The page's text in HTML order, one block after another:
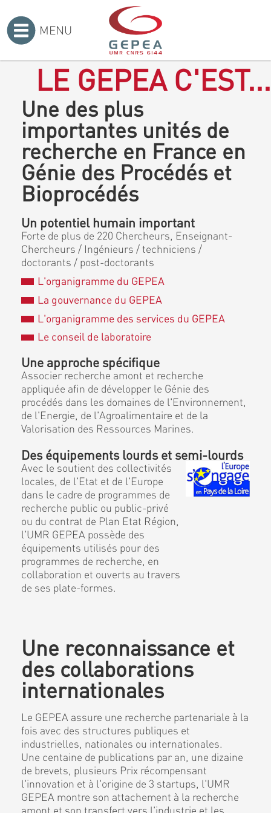
MENU
LE GEPEA C'EST...
Une des plus
importantes unités de
recherche en France en
Génie des Procédés et
Bioprocédés
Un potentiel humain important
Forte de plus de 220 Chercheurs, Enseignant-
Chercheurs / Ingénieurs / techniciens /
doctorants / post-doctorants
L'organigramme du GEPEA
La gouvernance du GEPEA
L'organigramme des services du GEPEA
Le conseil de laboratoire
Une approche spécifique
Associer recherche amont et recherche
appliquée afin de développer le Génie des
procédés dans les domaines de l'Environnement,
de l'Energie, de l'Agroalimentaire et de la
Valorisation des Ressources Marines.
Des équipements lourds et semi-lourds
Avec le soutient des collectivités
locales, de l'Etat et de l'Europe
dans le cadre de programmes de
recherche public ou public-privé
ou du contrat de Plan Etat Région,
l'UMR GEPEA possède des
équipements utilisés pour des
programmes de recherche, en
collaboration et ouverts au travers
de ses plate-formes.
Une reconnaissance et
des collaborations
internationales
Le GEPEA assure une recherche partenariale à la
fois avec des structures publiques et
industrielles, nationales ou internationales.
Une centaine de publications par an, une dizaine
de brevets, plusieurs Prix récompensant
l'innovation et à l'origine de 3 startups, l'UMR
GEPEA montre son attachement à la recherche
amont et son transfert vers l'industrie et les